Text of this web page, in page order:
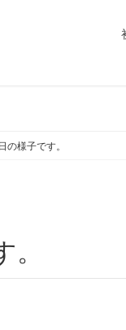
の様子です。
。